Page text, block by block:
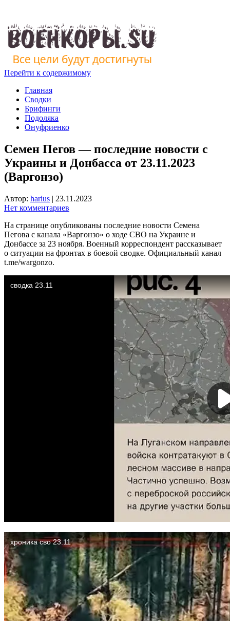
Перейти к содержимому
Главная
Сводки
Брифинги
Подоляка
Онуфриенко
Семен Пегов — последние новости с
Украины и Донбасса от 23.11.2023
(Варгонзо)
Автор: harius | 23.11.2023
Нет комментариев
На странице опубликованы последние новости Семена
Пегова с канала «Варгонзо» о ходе СВО на Украине и
Донбассе за 23 ноября. Военный корреспондент рассказывает
о ситуации на фронтах в боевой сводке. Официальный канал
t.me/wargonzo.